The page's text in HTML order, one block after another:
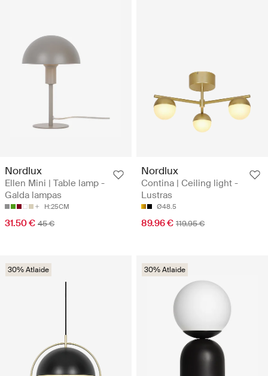
Nordlux
Ellen Mini | Table lamp -
Galda lampas
H:25CM
31.50 € 45 €
Nordlux
Contina | Ceiling light -
Lustras
Ø48.5
89.96 € 119.95 €
30% Atlaide 30% Atlaide